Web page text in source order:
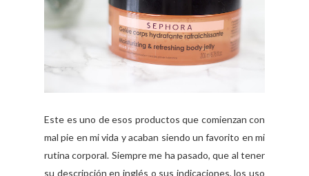
Este es uno de esos productos que comienzan con
mal pie en mi vida y acaban siendo un favorito en mi
rutina corporal. Siempre me ha pasado, que al tener
su descripción en inglés o sus indicaciones, los uso